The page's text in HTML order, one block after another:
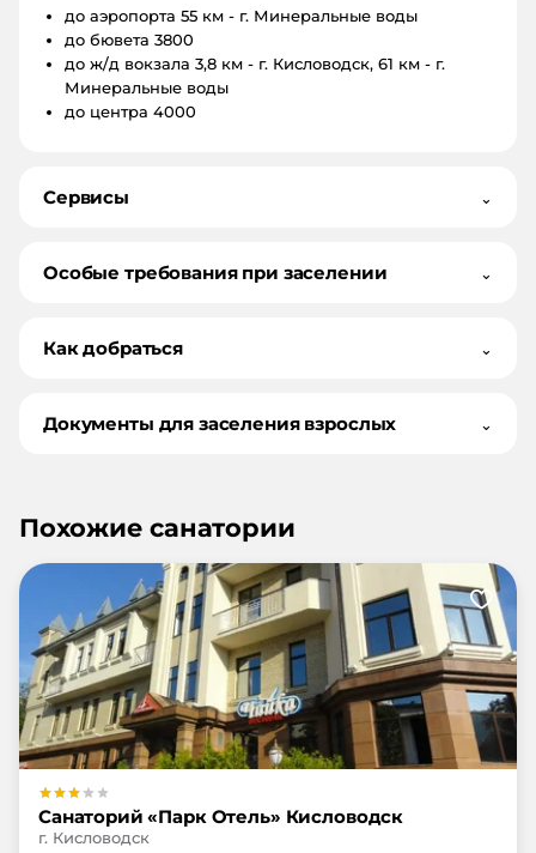
до аэропорта 55 км - г. Минеральные воды
до бювета 3800
до ж/д вокзала 3,8 км - г. Кисловодск, 61 км - г.
Минеральные воды
до центра 4000
Сервисы ⌄
Особые требования при заселении ⌄
Как добраться ⌄
Документы для заселения взрослых ⌄
Похожие санатории
Санаторий «Парк Отель» Кисловодск
г. Кисловодск